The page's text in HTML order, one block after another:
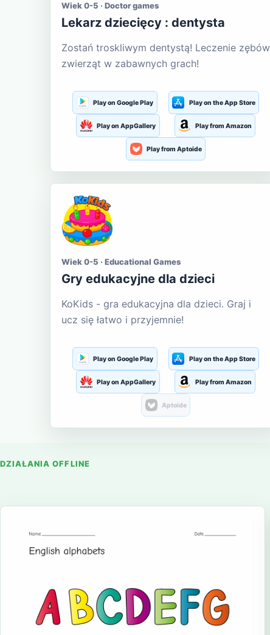
Wiek 0-5 · Doctor games
Lekarz dziecięcy : dentysta
Zostań troskliwym dentystą! Leczenie zębów
zwierząt w zabawnych grach!
Play on Google Play Play on the App Store
Play on AppGallery Play from Amazon
Play from Aptoide
Wiek 0-5 · Educational Games
Gry edukacyjne dla dzieci
KoKids - gra edukacyjna dla dzieci. Graj i
ucz się łatwo i przyjemnie!
Play on Google Play Play on the App Store
Play on AppGallery Play from Amazon
Aptoide
DZIAŁANIA OFFLINE